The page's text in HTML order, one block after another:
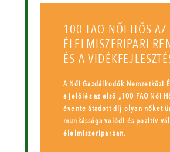
100 FAO NŐI HŐS AZ
ÉLELMISZERIPARI
ÉS A
A Női Gazdálkodók
a jelölés az első „100 FAO Női
évente átadott díj olyan nőket
munkássága valódi és pozitív
élelmiszeriparban.